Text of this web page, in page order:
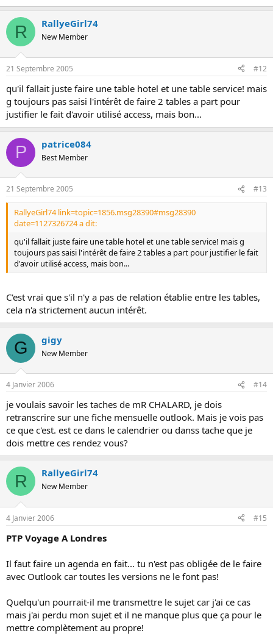
R RallyeGirl74
New Member
21 Septembre 2005 #12
qu'il fallait juste faire une table hotel et une table service! mais
g toujours pas saisi l'intérêt de faire 2 tables a part pour
justifier le fait d'avoir utilisé access, mais bon...
P patrice084
Best Member
21 Septembre 2005 #13
RallyeGirl74 link=topic=1856.msg28390#msg28390
date=1127326724 a dit:
qu'il fallait juste faire une table hotel et une table service! mais g
toujours pas saisi l'intérêt de faire 2 tables a part pour justifier le fait
d'avoir utilisé access, mais bon...
C'est vrai que s'il n'y a pas de relation établie entre les tables,
cela n'a strictement aucun intérêt.
G gigy
New Member
4 Janvier 2006 #14
je voulais savoir les taches de mR CHALARD, je dois
retranscrire sur une fiche mensuelle outlook. Mais je vois pas
ce que c'est. est ce dans le calendrier ou danss tache que je
dois mettre ces rendez vous?
R RallyeGirl74
New Member
4 Janvier 2006 #15
PTP Voyage A Londres
Il faut faire un agenda en fait... tu n'est pas obligée de le faire
avec Outlook car toutes les versions ne le font pas!
Quelqu'un pourrait-il me transmettre le sujet car j'ai ce cas
mais j'ai perdu mon sujet et il ne manque plus que ça pour le
mettre complètement au propre!